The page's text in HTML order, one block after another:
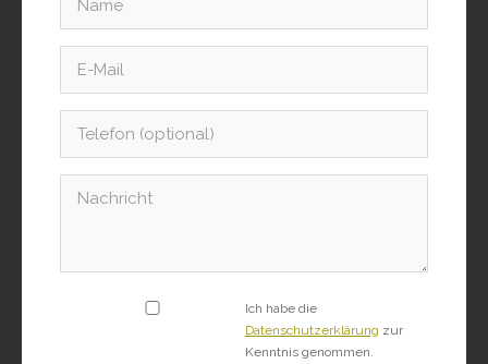
Ich habe die
Datenschutzerklärung zur
Kenntnis genommen.